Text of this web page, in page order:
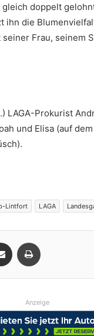
doppelt
die
Frau, seinem
LAGA-Prokurist
und Elisa (auf
Lintfort LAGA
Teile per E-Mail
Anzeige